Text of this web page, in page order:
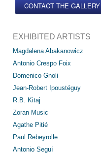
CONTACT THE GALLERY
EXHIBITED ARTISTS
Magdalena Abakanowicz
Antonio Crespo Foix
Domenico Gnoli
Jean-Robert Ipoustéguy
R.B. Kitaj
Zoran Music
Agathe Pitié
Paul Rebeyrolle
Antonio Seguí